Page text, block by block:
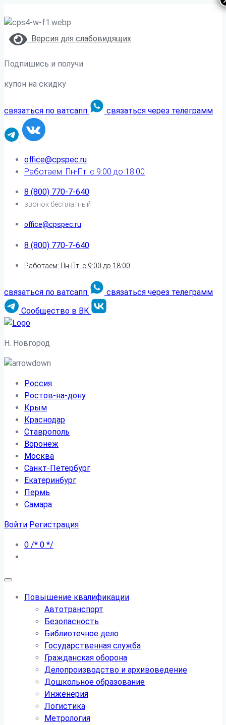
Версия для слабовидящих
Подпишись и получи
купон на скидку
связаться по ватсапп связаться через телеграмм
office@cpspec.ru
Работаем: Пн-Пт: с 9:00 до 18:00
8 (800) 770-7-640
звонок бесплатный
office@cpspec.ru
8 (800) 770-7-640
Работаем: Пн-Пт: с 9:00 до 18:00
связаться по ватсапп
связаться через телеграмм
Сообщество в ВК
Н. Новгород
Россия
Ростов-на-дону
Крым
Краснодар
Ставрополь
Воронеж
Москва
Санкт-Петербург
Екатеринбург
Пермь
Самара
Войти Регистрация
0 /* 0 */
Повышение квалификации
Автотранспорт
Безопасность
Библиотечное дело
Государственная служба
Гражданская оборона
Делопроизводство и архивоведение
Дошкольное образование
Инженерия
Логистика
Метрология